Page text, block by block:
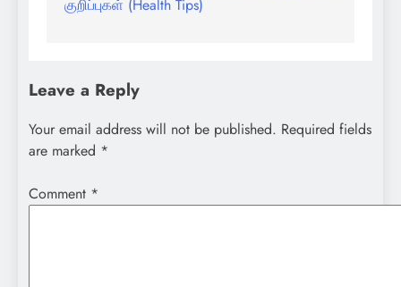
குறிப்புகள் (Health Tips)
Leave a Reply
Your email address will not be published. Required fields
are marked *
Comment *